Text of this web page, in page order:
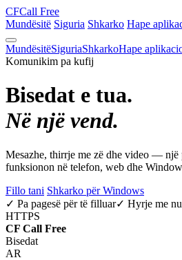
CFCall Free
Mundësitë Siguria Shkarko Hape
MundësitëSiguriaShkarkoHape
Komunikim pa kufij
Bisedat e tua.
Në një vend.
Mesazhe, thirrje me zë dhe video — një
funksionon në telefon, web dhe
Fillo tani Shkarko për Windows
✓ Pa pagesë për të filluar✓ Hyrje me
HTTPS
CF Call Free
Bisedat
AR